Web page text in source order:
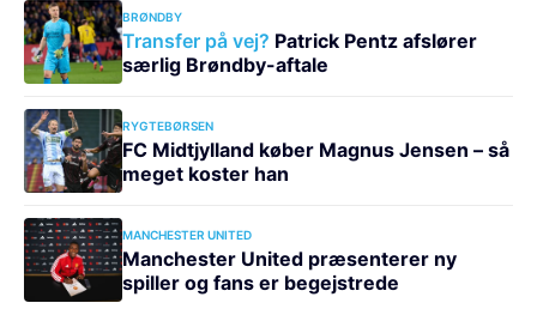
BRØNDBY
Transfer på vej? Patrick Pentz afslører
særlig Brøndby-aftale
RYGTEBØRSEN
FC Midtjylland køber Magnus Jensen – så
meget koster han
MANCHESTER UNITED
Manchester United præsenterer ny
spiller og fans er begejstrede